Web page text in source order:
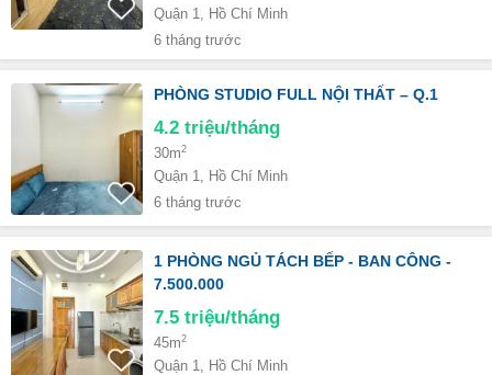
Quận 1, Hồ Chí Minh
6 tháng trước
PHÒNG STUDIO FULL NỘI THẤT – Q.1
4.2 triệu/tháng
30m2
Quận 1, Hồ Chí Minh
6 tháng trước
1 PHÒNG NGỦ TÁCH BẾP - BAN CÔNG -
7.500.000
7.5 triệu/tháng
45m2
Quận 1, Hồ Chí Minh